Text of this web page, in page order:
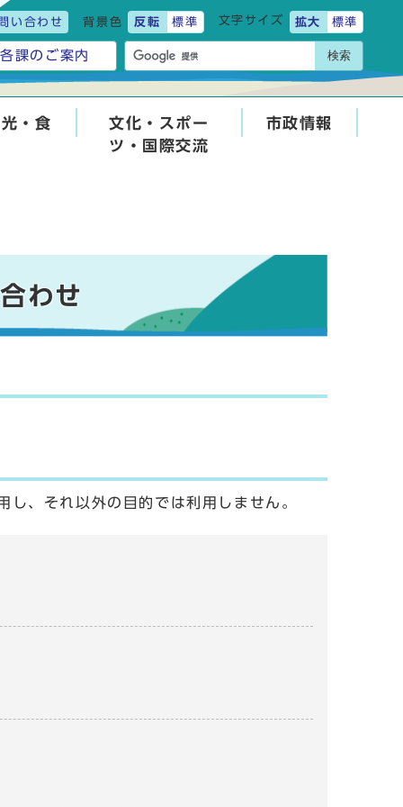
い合わせ 背景色 反転 標準 文字サイズ 拡大 標準
各課のご案内 検索
・食
文化・スポー
ツ・国際交流
市政情報
わせ
、それ以外の目的では利用しません。